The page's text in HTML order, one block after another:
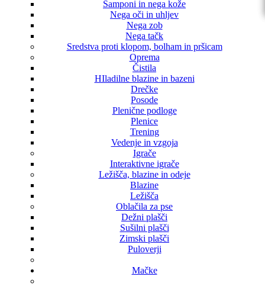
Šamponi in nega kože
Nega oči in uhljev
Nega zob
Nega tačk
Sredstva proti klopom, bolham in pršicam
Oprema
Čistila
HIladilne blazine in bazeni
Drečke
Posode
Plenične podloge
Plenice
Trening
Vedenje in vzgoja
Igrače
Interaktivne igrače
Ležišča, blazine in odeje
Blazine
Ležišča
Oblačila za pse
Dežni plašči
Sušilni plašči
Zimski plašči
Puloverji
Mačke